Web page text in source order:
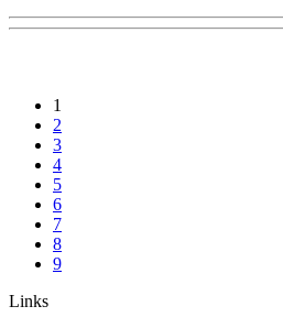
1
2
3
4
5
6
7
8
9
Links